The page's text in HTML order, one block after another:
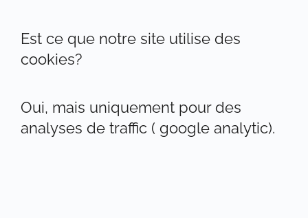
Est ce que notre site utilise des
cookies?
Oui, mais uniquement pour des
analyses de traffic ( google analytic).